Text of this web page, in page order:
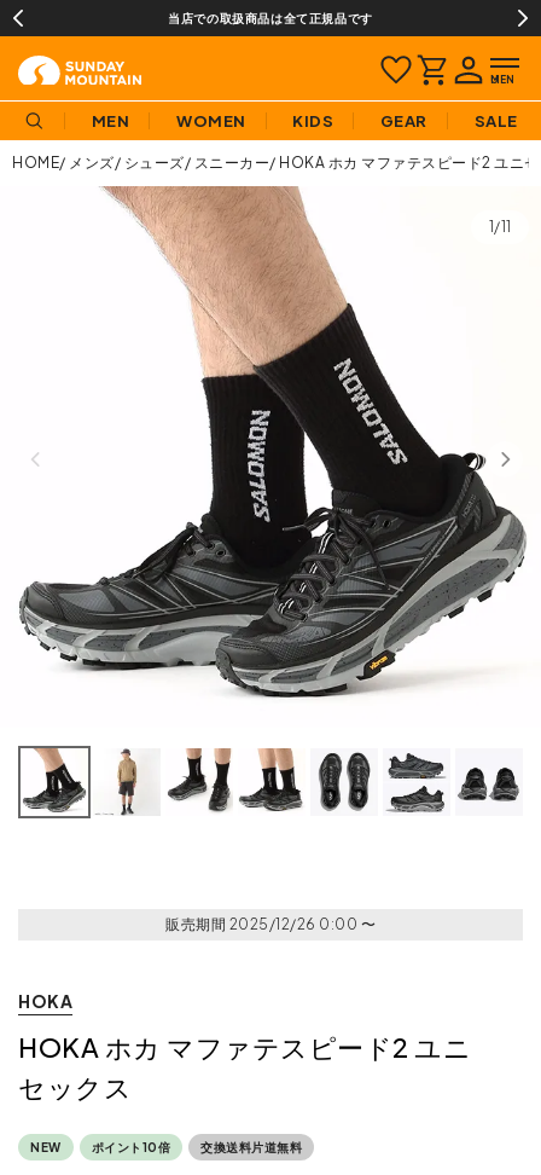
当店での取扱商品は全て正規品です
MEN WOMEN KIDS GEAR SALE
HOME メンズ シューズ スニーカー HOKA ホカ マファテスピード2 ユニ
1/11
販売期間 2025/12/26 0:00 〜
HOKA
HOKA ホカ マファテスピード2 ユニ
セックス
NEW ポイント10倍 交換送料片道無料